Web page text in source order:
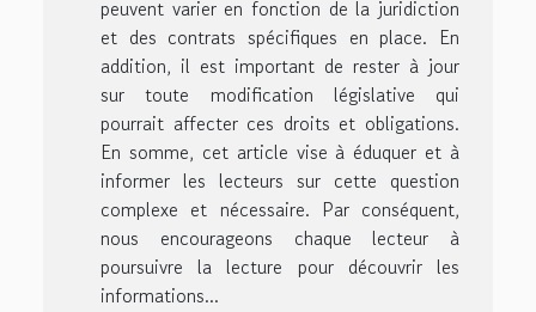
peuvent varier en fonction de la juridiction
et des contrats spécifiques en place. En
addition, il est important de rester à jour
sur toute modification législative qui
pourrait affecter ces droits et obligations.
En somme, cet article vise à éduquer et à
informer les lecteurs sur cette question
complexe et nécessaire. Par conséquent,
nous encourageons chaque lecteur à
poursuivre la lecture pour découvrir les
informations...